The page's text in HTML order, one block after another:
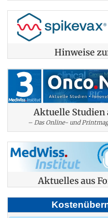
Hinweise
Aktuelle Studien
– Das Online- und
Aktuelles aus